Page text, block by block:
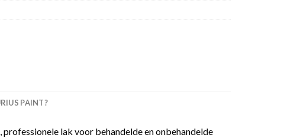
PAINT?
lak voor behandelde en onbehandelde